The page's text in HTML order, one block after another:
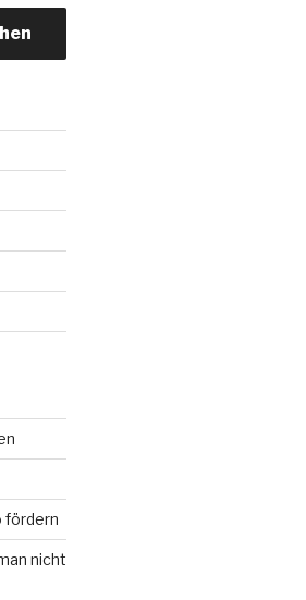
fördern
nicht